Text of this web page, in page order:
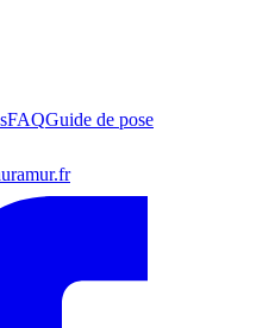
FAQGuide de pose